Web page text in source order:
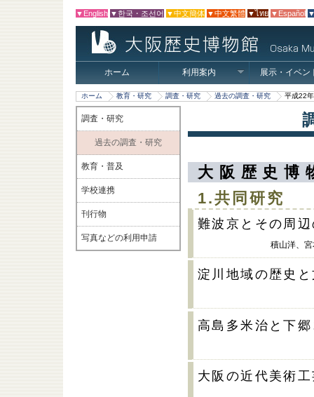
▼English ▼한국・조선어 ▼中文簡体 ▼中文繁體 ▼ไทย ▼Español
ホーム 利用案内 展示・イベン
ホーム 教育・研究 調査・研究 過去の調査・研究 平成22
調査・研究
過去の調査・研究
教育・普及
学校連携
刊行物
写真などの利用申請
大阪歴史博
1.共同研究
難波京とその周
積山洋、
淀川地域の歴史
高島多米治と下
大阪の近代美術